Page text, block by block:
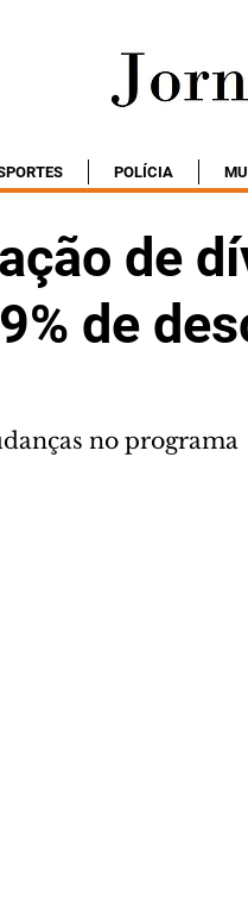
POLÍCIA
de
de
no programa